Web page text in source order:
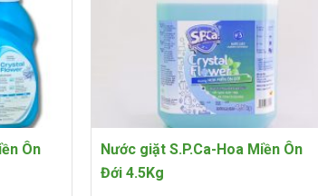
Ôn
Nước giặt S.P.Ca-Hoa Miền Ôn
Đới 4.5Kg